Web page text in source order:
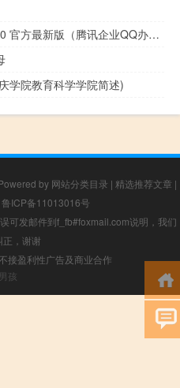
腾讯企业QQ办公版 V1.98.2340 官方最新版（腾讯企业QQ办公版 V1.98.2340 官方最新版功能简介）
学院教育科学学院简述)
by 网站分类目录 | 精选推荐文章 |
鲁ICP备11013016号
可发邮件到f_fb#foxmail.com说明，我们
正，谢谢
接盈利性广告及商业合作
孩